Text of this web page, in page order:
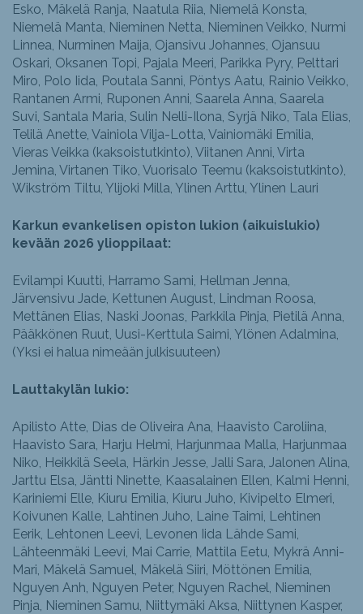
Esko, Mäkelä Ranja, Naatula Riia, Niemelä Konsta,
Niemelä Manta, Nieminen Netta, Nieminen Veikko, Nurmi
Linnea, Nurminen Maija, Ojansivu Johannes, Ojansuu
Oskari, Oksanen Topi, Pajala Meeri, Parikka Pyry, Pelttari
Miro, Polo Iida, Poutala Sanni, Pöntys Aatu, Rainio Veikko,
Rantanen Armi, Ruponen Anni, Saarela Anna, Saarela
Suvi, Santala Maria, Sulin Nelli-Ilona, Syrjä Niko, Tala Elias,
Telilä Anette, Vainiola Vilja-Lotta, Vainiomäki Emilia,
Vieras Veikka (kaksoistutkinto), Viitanen Anni, Virta
Jemina, Virtanen Tiko, Vuorisalo Teemu (kaksoistutkinto),
Wikström Tiltu, Ylijoki Milla, Ylinen Arttu, Ylinen Lauri
Karkun evankelisen opiston lukion (aikuislukio)
kevään 2026 ylioppilaat:
Evilampi Kuutti, Harramo Sami, Hellman Jenna,
Järvensivu Jade, Kettunen August, Lindman Roosa,
Mettänen Elias, Naski Joonas, Parkkila Pinja, Pietilä Anna,
Pääkkönen Ruut, Uusi-Kerttula Saimi, Ylönen Adalmina,
(Yksi ei halua nimeään julkisuuteen)
Lauttakylän lukio:
Apilisto Atte, Dias de Oliveira Ana, Haavisto Caroliina,
Haavisto Sara, Harju Helmi, Harjunmaa Malla, Harjunmaa
Niko, Heikkilä Seela, Härkin Jesse, Jalli Sara, Jalonen Alina,
Jarttu Elsa, Jäntti Ninette, Kaasalainen Ellen, Kalmi Henni,
Kariniemi Elle, Kiuru Emilia, Kiuru Juho, Kivipelto Elmeri,
Koivunen Kalle, Lahtinen Juho, Laine Taimi, Lehtinen
Eerik, Lehtonen Leevi, Levonen Iida Lähde Sami,
Lähteenmäki Leevi, Mai Carrie, Mattila Eetu, Mykrä Anni-
Mari, Mäkelä Samuel, Mäkelä Siiri, Möttönen Emilia,
Nguyen Anh, Nguyen Peter, Nguyen Rachel, Nieminen
Pinja, Nieminen Samu, Niittymäki Aksa, Niittynen Kasper,